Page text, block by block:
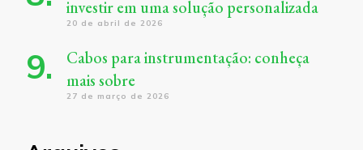
investir em uma solução personalizada
20 de abril de 2026
Cabos para instrumentação: conheça
mais sobre
27 de março de 2026